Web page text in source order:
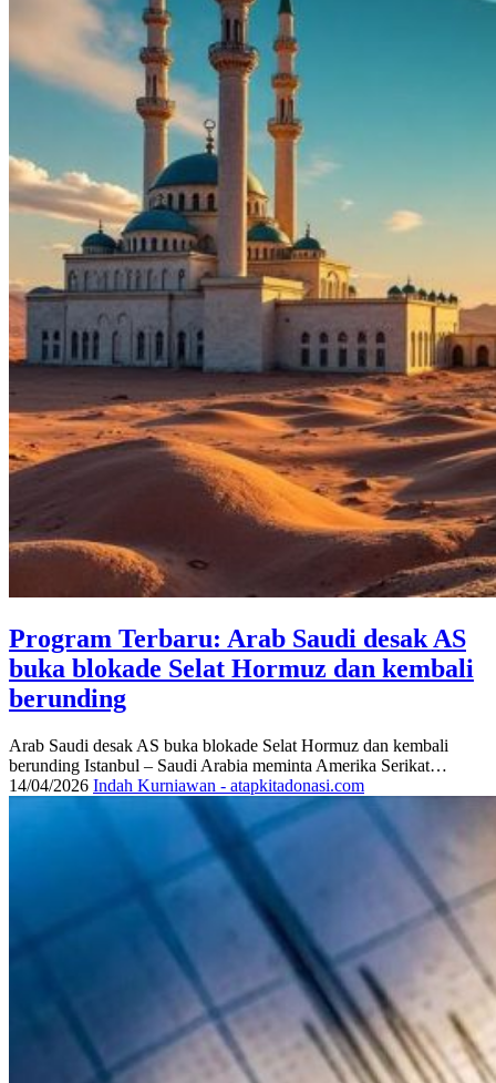
Program Terbaru: Arab Saudi desak AS
buka blokade Selat Hormuz dan kembali
berunding
Arab Saudi desak AS buka blokade Selat Hormuz dan kembali
berunding Istanbul – Saudi Arabia meminta Amerika Serikat…
14/04/2026 Indah Kurniawan - atapkitadonasi.com